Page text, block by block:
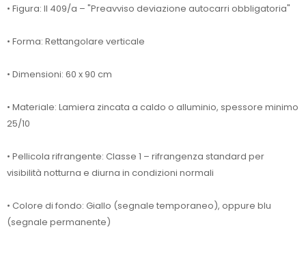
• Figura: II 409/a – "Preavviso deviazione autocarri obbligatoria"
• Forma: Rettangolare verticale
• Dimensioni: 60 x 90 cm
• Materiale: Lamiera zincata a caldo o alluminio, spessore minimo
25/10
• Pellicola rifrangente: Classe 1 – rifrangenza standard per
visibilità notturna e diurna in condizioni normali
• Colore di fondo: Giallo (segnale temporaneo), oppure blu
(segnale permanente)